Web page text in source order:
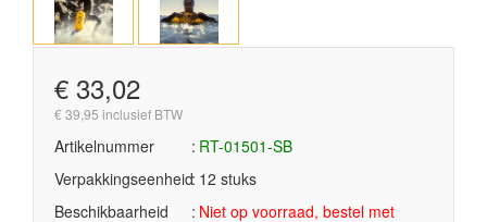
€ 33,02
€ 39,95 inclusief BTW
Artikelnummer
RT-01501-SB
Verpakkingseenheid 12 stuks
Beschikbaarheid
Niet op voorraad, bestel met